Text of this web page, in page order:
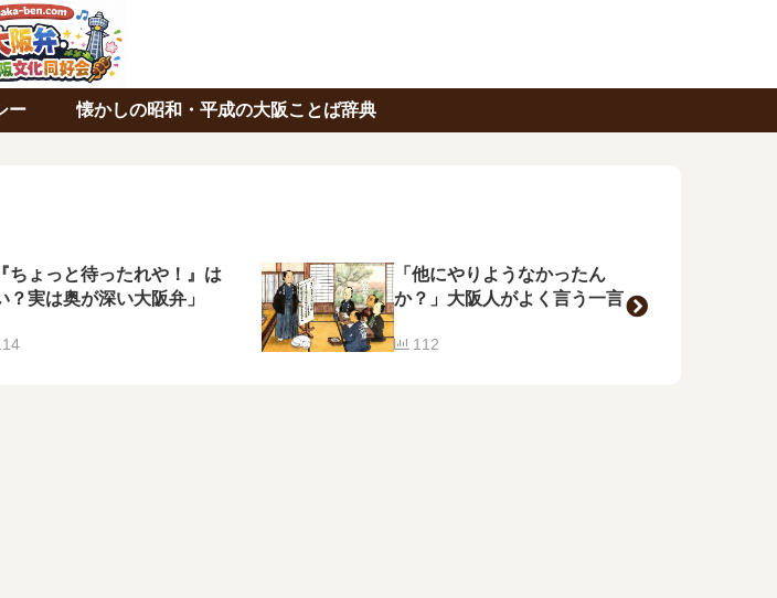
ー 懐かしの昭和・平成の大阪ことば辞典
ちょっと待ったれや！』は
？実は奥が深い大阪弁」
「他にやりようなかったん
か？」大阪人がよく言う一言
112